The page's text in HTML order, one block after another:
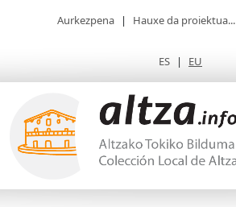
Aurkezpena | Hauxe da proiektua...
ES | EU